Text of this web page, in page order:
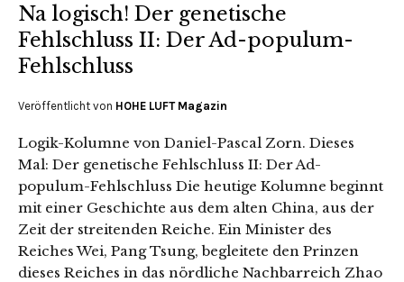
Na logisch! Der genetische
Fehlschluss II: Der Ad-populum-
Fehlschluss
Veröffentlicht von HOHE LUFT Magazin
Logik-Kolumne von Daniel-Pascal Zorn. Dieses
Mal: Der genetische Fehlschluss II: Der Ad-
populum-Fehlschluss Die heutige Kolumne beginnt
mit einer Geschichte aus dem alten China, aus der
Zeit der streitenden Reiche. Ein Minister des
Reiches Wei, Pang Tsung, begleitete den Prinzen
dieses Reiches in das nördliche Nachbarreich Zhao